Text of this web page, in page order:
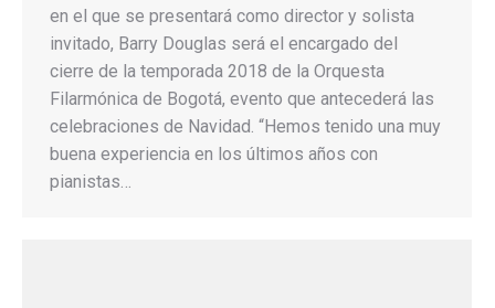
en el que se presentará como director y solista
invitado, Barry Douglas será el encargado del
cierre de la temporada 2018 de la Orquesta
Filarmónica de Bogotá, evento que antecederá las
celebraciones de Navidad. “Hemos tenido una muy
buena experiencia en los últimos años con
pianistas…